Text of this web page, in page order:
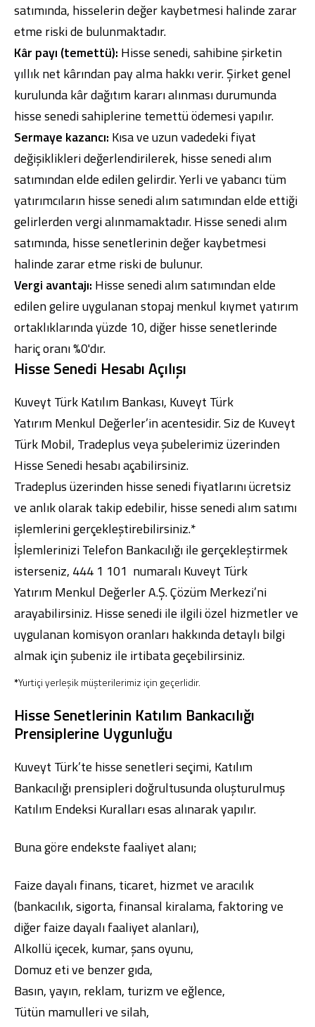
satımında, hisselerin değer kaybetmesi halinde zarar
etme riski de bulunmaktadır.
Kâr payı (temettü): Hisse senedi, sahibine şirketin
yıllık net kârından pay alma hakkı verir. Şirket genel
kurulunda kâr dağıtım kararı alınması durumunda
hisse senedi sahiplerine temettü ödemesi yapılır.
Sermaye kazancı: Kısa ve uzun vadedeki fiyat
değişiklikleri değerlendirilerek, hisse senedi alım
satımından elde edilen gelirdir. Yerli ve yabancı tüm
yatırımcıların hisse senedi alım satımından elde ettiği
gelirlerden vergi alınmamaktadır. Hisse senedi alım
satımında, hisse senetlerinin değer kaybetmesi
halinde zarar etme riski de bulunur.
Vergi avantajı: Hisse senedi alım satımından elde
edilen gelire uygulanan stopaj menkul kıymet yatırım
ortaklıklarında yüzde 10, diğer hisse senetlerinde
hariç oranı %0'dır.
Hisse Senedi Hesabı Açılışı
Kuveyt Türk Katılım Bankası, Kuveyt Türk
Yatırım Menkul Değerler’in acentesidir. Siz de Kuveyt
Türk Mobil, Tradeplus veyaşubelerimizüzerinden
Hisse Senedi hesabı açabilirsiniz.
Tradeplus üzerinden hisse senedi fiyatlarını ücretsiz
ve anlık olarak takip edebilir, hisse senedi alım satımı
işlemlerini gerçekleştirebilirsiniz.*
İşlemlerinizi Telefon Bankacılığı ile gerçekleştirmek
isterseniz, 444 1 101 numaralı Kuveyt Türk
Yatırım Menkul Değerler A.Ş. Çözüm Merkezi’ni
arayabilirsiniz. Hisse senedi ile ilgili özel hizmetler ve
uygulanan komisyon oranları hakkında detaylı bilgi
almak için şubeniz ile irtibata geçebilirsiniz.
*Yurtiçi yerleşik müşterilerimiz için geçerlidir.
Hisse Senetlerinin Katılım Bankacılığı
Prensiplerine Uygunluğu
Kuveyt Türk’te hisse senetleri seçimi, Katılım
Bankacılığı prensipleri doğrultusunda oluşturulmuş
Katılım Endeksi Kuralları esas alınarak yapılır.
Buna göre endekste faaliyet alanı;
Faize dayalı finans, ticaret, hizmet ve aracılık
(bankacılık, sigorta, finansal kiralama, faktoring ve
diğer faize dayalı faaliyet alanları),
Alkollü içecek, kumar, şans oyunu,
Domuz eti ve benzer gıda,
Basın, yayın, reklam, turizm ve eğlence,
Tütün mamulleri ve silah,